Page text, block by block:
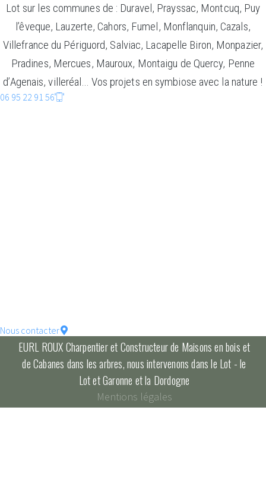
Lot sur les communes de : Duravel, Prayssac, Montcuq, Puy
l’êveque, Lauzerte, Cahors, Fumel, Monflanquin, Cazals,
Villefrance du Périguord, Salviac, Lacapelle Biron, Monpazier,
Pradines, Mercues, Mauroux, Montaigu de Quercy, Penne
d’Agenais, villeréal… Vos projets en symbiose avec la nature !
06 95 22 91 56
Nous contacter
EURL ROUX Charpentier et Constructeur de Maisons en bois et
de Cabanes dans les arbres, nous intervenons dans le Lot - le
Lot et Garonne et la Dordogne
Mentions légales